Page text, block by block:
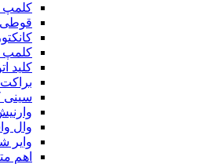
قوطی
کلید
براکت
سینی
وال
وایر
اهم